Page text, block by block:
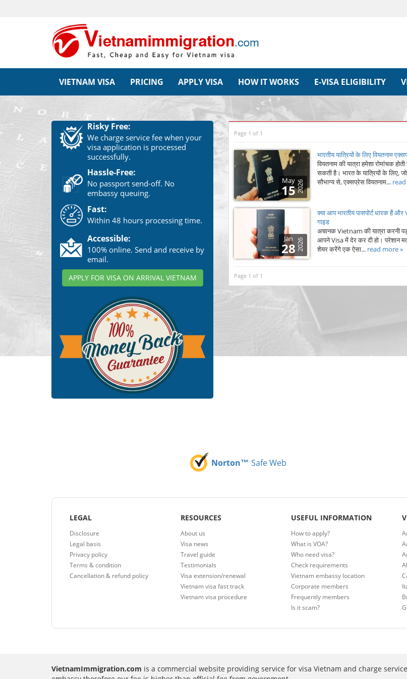
VIETNAM VISA PRICING APPLY VISA HOW IT WORKS E-VISA ELIGIBILITY
Risky Free:
We charge service fee when your
visa application is processed
successfully.
Hassle-Free:
No passport send-off. No
embassy queuing.
Fast:
Within 48 hours processing time.
Accessible:
100% online. Send and receive by
email.
APPLY FOR VISA ON ARRIVAL VIETNAM
Page 1 of 1
May
152026
भारतीय यात्रियों के लिए वियतनाम
वियतनाम की यात्रा हमेशा रोमांचक
सकती है। भारत के यात्रियों के लिए,
सौभाग्य से, एक्सप्रेस वियतनाम...
Jan
28 2026
क्या आप भारतीय पासपोर्ट धारक हैं
गाइड
अचानक Vietnam की यात्रा करनी पड़
आपने Visa में देर कर दी हो।
शेयर करेंगे एक ऐसा... read more »
Page 1 of 1
Norton™ Safe Web
LEGAL
Disclosure
Legal basis
Privacy policy
Terms & condition
Cancellation & refund policy
RESOURCES
About us
Visa news
Travel guide
Testimonials
Visa extension/renewal
Vietnam visa fast track
Vietnam visa procedure
USEFUL INFORMATION
How to apply?
What is VOA?
Who need visa?
Check requirements
Vietnam embassy location
Corporate members
Frequently members
Is it scam?
VietnamImmigration.com is a commercial website providing service for visa Vietnam and charge